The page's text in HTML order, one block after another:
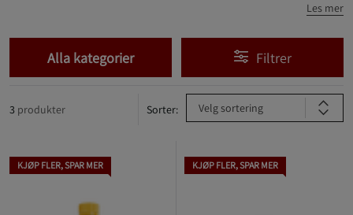
Les mer
Alla kategorier Filtrer
3 produkter Sorter: Velg sortering
KJØP FLER, SPAR MER KJØP FLER, SPAR MER